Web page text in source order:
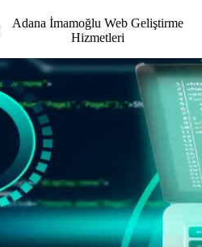
Adana İmamoğlu Web Geliştirme
Hizmetleri